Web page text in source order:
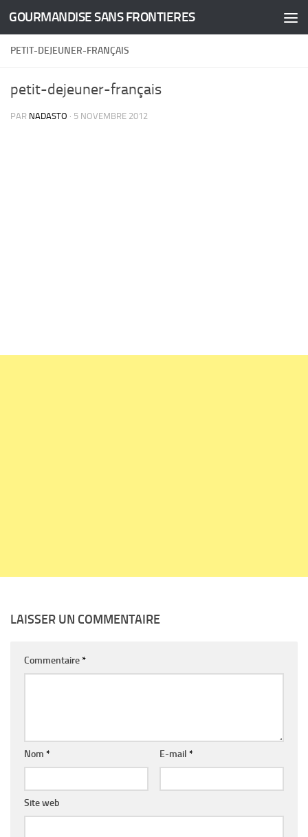
Skip to content
GOURMANDISE SANS FRONTIERES
PETIT-DEJEUNER-FRANÇAIS
petit-dejeuner-français
PAR NADASTO · 5 NOVEMBRE 2012
LAISSER UN COMMENTAIRE
Commentaire*
Nom * E-mail *
Site web